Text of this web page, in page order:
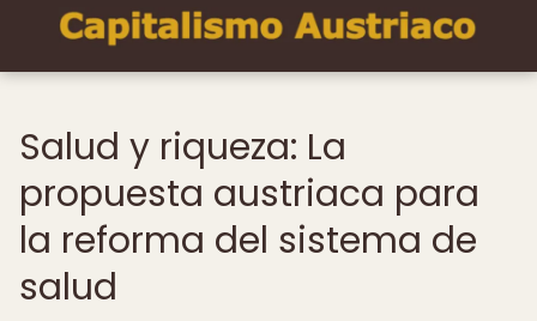
Salud y riqueza: La
propuesta austriaca para
la reforma del sistema de
salud